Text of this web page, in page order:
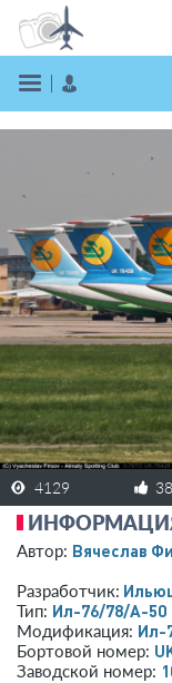
4129 38
Автор: Вячеслав
Разработчик:
Тип: Ил-76/78/А-50
Модификация: Ил-
Бортовой номер:
Заводской номер: